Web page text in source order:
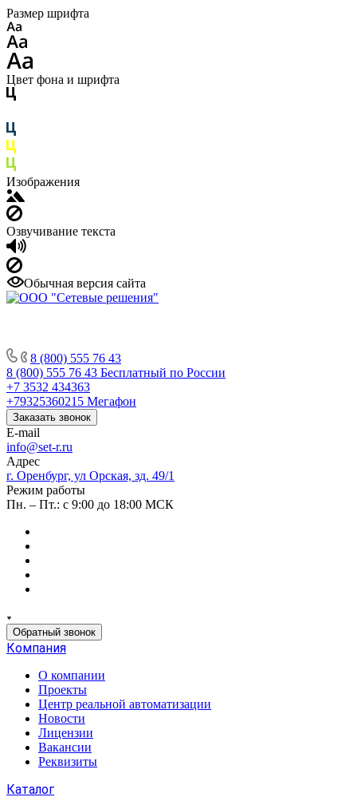
Размер шрифта
Цвет фона и шрифта
Изображения
Озвучивание текста
Обычная версия сайта
8 (800) 555 76 43
8 (800) 555 76 43 Бесплатный по России
+7 3532 434363
+79325360215 Мегафон
Заказать звонок
E-mail
info@set-r.ru
Адрес
г. Оренбург, ул Орская, зд. 49/1
Режим работы
Пн. – Пт.: с 9:00 до 18:00 МСК
Обратный звонок
Компания
О компании
Проекты
Центр реальной автоматизации
Новости
Лицензии
Вакансии
Реквизиты
Каталог